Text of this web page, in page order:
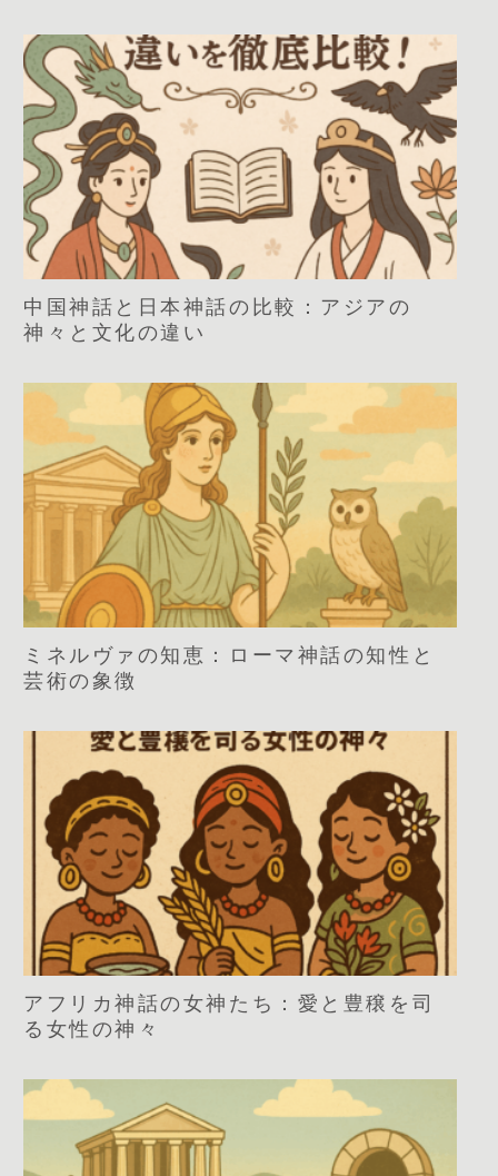
中国神話と日本神話の比較：アジアの
神々と文化の違い
ミネルヴァの知恵：ローマ神話の知性と
芸術の象徴
アフリカ神話の女神たち：愛と豊穣を司
る女性の神々